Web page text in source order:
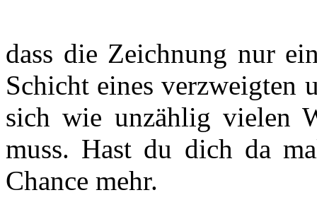
dass die Zeichnung nur
Schicht eines verzweigten
sich wie unzählig vielen
muss. Hast du dich da
Chance mehr.